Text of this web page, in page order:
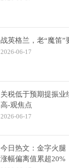
战英格兰，老“魔笛”
2026-06-17
关税低于预期提振业
高-观焦点
2026-06-17
今日热文：金字火腿
涨幅偏离值累超20%